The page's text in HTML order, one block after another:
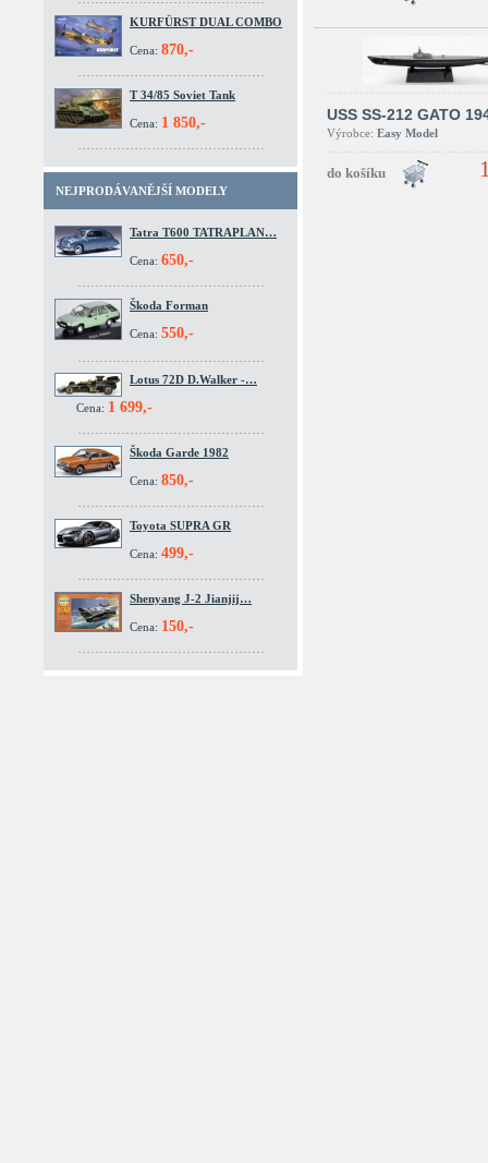
KURFÜRST DUAL COMBO
Cena: 870,-
T 34/85 Soviet Tank
Cena: 1 850,-
NEJPRODÁVANĚJŠÍ MODELY
Tatra T600 TATRAPLAN…
Cena: 650,-
Škoda Forman
Cena: 550,-
Lotus 72D D.Walker -…
Cena: 1 699,-
Škoda Garde 1982
Cena: 850,-
Toyota SUPRA GR
Cena: 499,-
Shenyang J-2 Jianjij…
Cena: 150,-
USS SS-212 GATO
Výrobce: Easy Model